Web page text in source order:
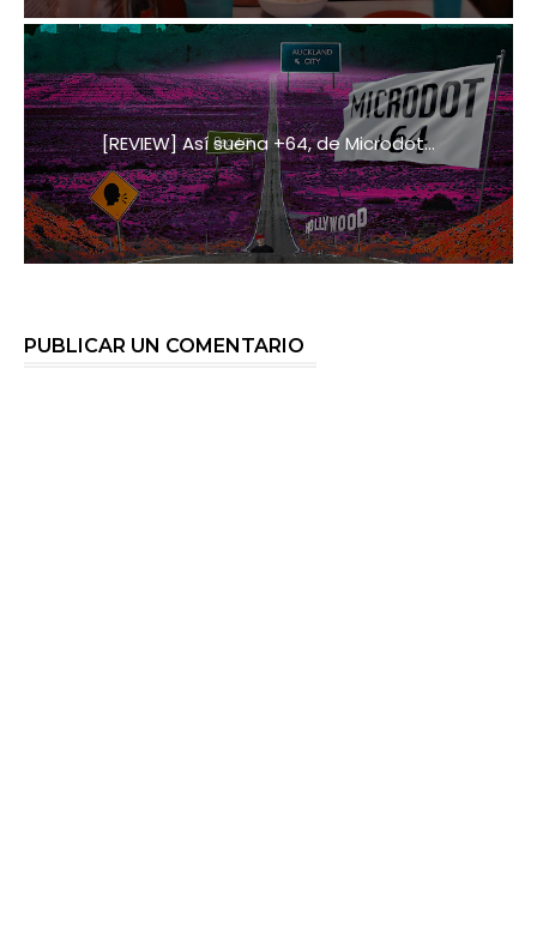
[REVIEW] Así suena +64, de Microdot...
PUBLICAR UN COMENTARIO